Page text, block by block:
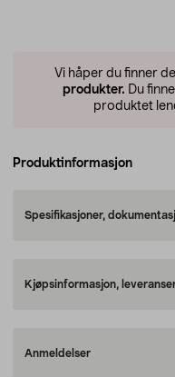
Vi håper du finner
produkter. Du
produktet
Produktinformasjon
Spesifikasjoner,
Kjøpsinformasjon,
Anmeldelser